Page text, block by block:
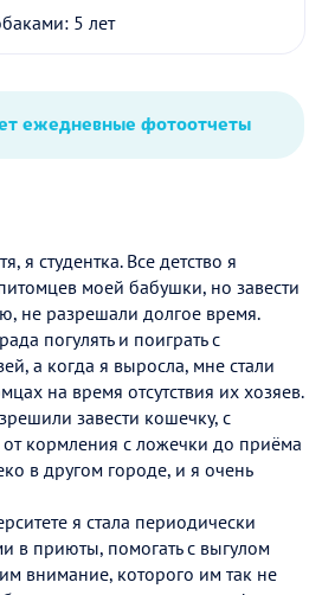
5 лет
ежедневные фотоотчеты
я студентка. Все детство я
моей бабушки, но завести
не разрешали долгое время.
погулять и поиграть с
а когда я выросла, мне стали
на время отсутствия их хозяев.
завести кошечку, с
кормления с ложечки до приёма
в другом городе, и я очень
я стала периодически
в приюты, помогать с выгулом
внимание, которого им так не